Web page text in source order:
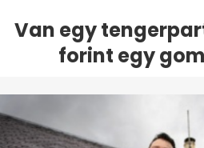
Van egy
forint egy